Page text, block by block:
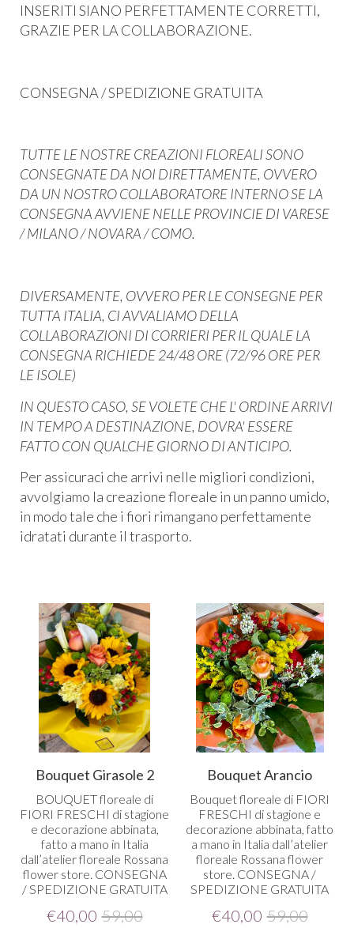
INSERITI SIANO PERFETTAMENTE CORRETTI,
GRAZIE PER LA COLLABORAZIONE.
CONSEGNA / SPEDIZIONE GRATUITA
TUTTE LE NOSTRE CREAZIONI FLOREALI SONO
CONSEGNATE DA NOI DIRETTAMENTE, OVVERO
DA UN NOSTRO COLLABORATORE INTERNO SE LA
CONSEGNA AVVIENE NELLE PROVINCIE DI VARESE
/ MILANO / NOVARA / COMO.
DIVERSAMENTE, OVVERO PER LE CONSEGNE PER
TUTTA ITALIA, CI AVVALIAMO DELLA
COLLABORAZIONI DI CORRIERI PER IL QUALE LA
CONSEGNA RICHIEDE 24/48 ORE (72/96 ORE PER
LE ISOLE)
IN QUESTO CASO, SE VOLETE CHE L' ORDINE ARRIVI
IN TEMPO A DESTINAZIONE, DOVRA' ESSERE
FATTO CON QUALCHE GIORNO DI ANTICIPO.
Per assicuraci che arrivi nelle migliori condizioni,
avvolgiamo la creazione floreale in un panno umido,
in modo tale che i fiori rimangano perfettamente
idratati durante il trasporto.
Bouquet Girasole 2
BOUQUETfloreale di
FIORI FRESCHI di stagione
e decorazione abbinata,
fatto a mano in Italia
dall’atelier floreale Rossana
flower store. CONSEGNA
/SPEDIZIONE GRATUITA
€40,00 59,00
Bouquet Arancio
Bouquet floreale di FIORI
FRESCHI di stagione e
decorazione abbinata, fatto
a mano in Italia dall’atelier
floreale Rossana flower
store. CONSEGNA /
SPEDIZIONE GRATUITA
€40,00 59,00